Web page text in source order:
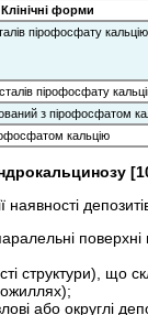
Клінічні форми
пірофосфату кальцію
пірофосфату
з пірофосфатом
кальцію
наявності
структури), що
або округлі